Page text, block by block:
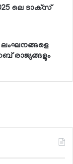
ലെ ടാക്‌സ്
ലംഘനങ്ങളെ
രാജ്യങ്ങളും